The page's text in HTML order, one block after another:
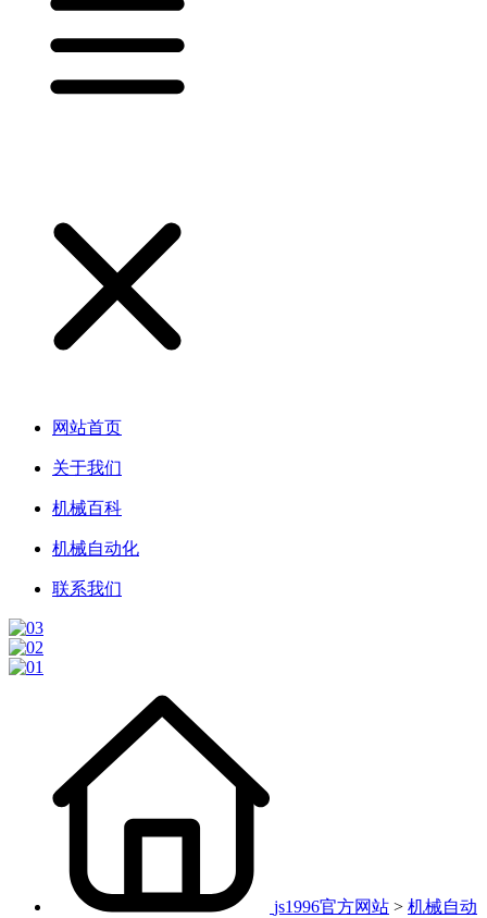
网站首页
关于我们
机械百科
机械自动化
联系我们
js1996官方网站 > 机械自动